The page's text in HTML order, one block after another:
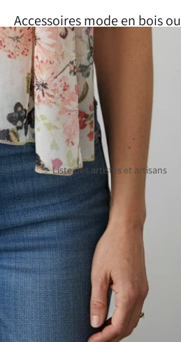
Coralie Huckel
Émaux Diane
Charuest
Laparé bijoux
Michelle Kemp
Chèque cadeau
Accessoires mode en bois ou
cuir
Cuisine et maison
Poterie
Décorations
Horloges
Moulins à poivre
Soin et ambiance
Écharpes crochetées
Fléché
Reliure
Liste des artistes et artisans